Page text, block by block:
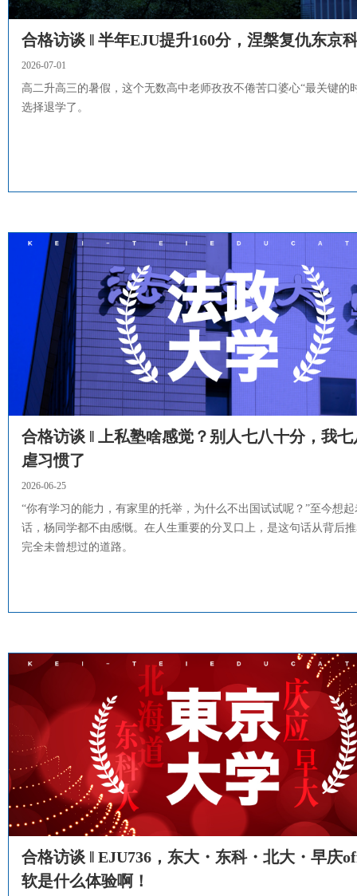
合格访谈 ‖ 半年EJU提升160分，涅槃复仇东京
2026-07-01
高二升高三的暑假，这个无数高中老师孜孜不倦苦口婆心“最关键的
选择退学了。
合格访谈 ‖ 上私塾啥感觉？别人七八十分，我
虐习惯了
2026-06-25
“你有学习的能力，有家里的托举，为什么不出国试试呢？”至今想
话，杨同学都不由感慨。在人生重要的分叉口上，是这句话从背后
完全未曾想过的道路。
合格访谈 ‖ EJU736，东大・东科・北大・早庆
软是什么体验啊！